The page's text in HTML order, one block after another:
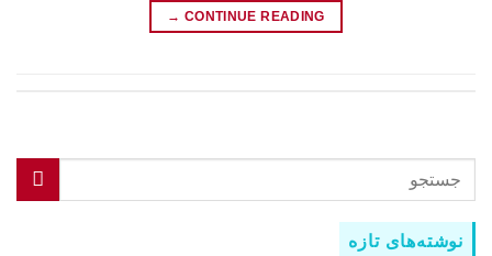
CONTINUE READING
→
نوشته‌های تازه